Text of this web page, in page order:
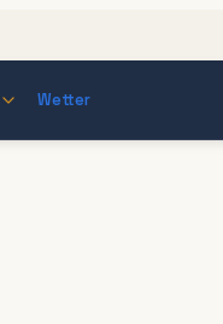
Wetter